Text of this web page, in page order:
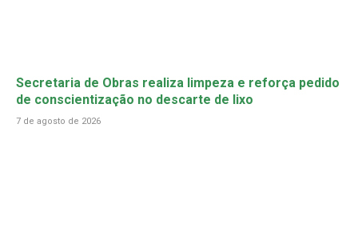
Secretaria de Obras realiza limpeza e reforça pedido
de conscientização no descarte de lixo
7 de agosto de 2026